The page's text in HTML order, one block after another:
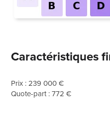
Caractéristiques
Prix : 239 000 €
Quote-part : 772 €